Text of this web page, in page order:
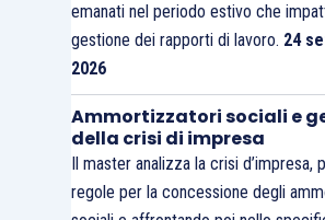
emanati nel periodo estivo che
gestione dei rapporti di lavoro. 24
2026
Ammortizzatori sociali e
della crisi di impresa
Il master analizza la crisi d’impresa,
regole per la concessione degli